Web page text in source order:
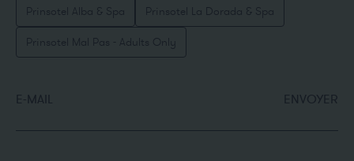
Prinsotel Alba & Spa Prinsotel La Dorada & Spa
Prinsotel Mal Pas - Adults Only
E-MAIL ENVOYER